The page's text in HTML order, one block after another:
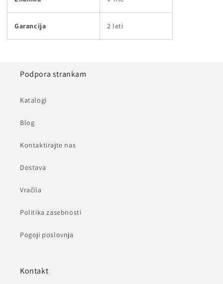
Garancija 2 leti
Podpora strankam
Katalogi
Blog
Kontaktirajte nas
Dostava
Vračila
Politika zasebnosti
Pogoji poslovnja
Kontakt